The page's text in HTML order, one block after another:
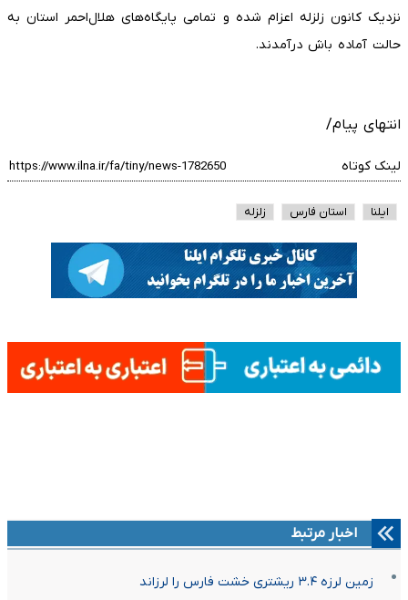
نزدیک کانون زلزله اعزام شده‌ و تمامی پایگاه‌های هلال‌احمر استان به
حالت آماده باش درآمدند.
انتهای پیام/
لینک کوتاه
ایلنا استان فارس زلزله
اخبار مرتبط
زمین لرزه ۳.۴ ریشتری خشت فارس را لرزاند